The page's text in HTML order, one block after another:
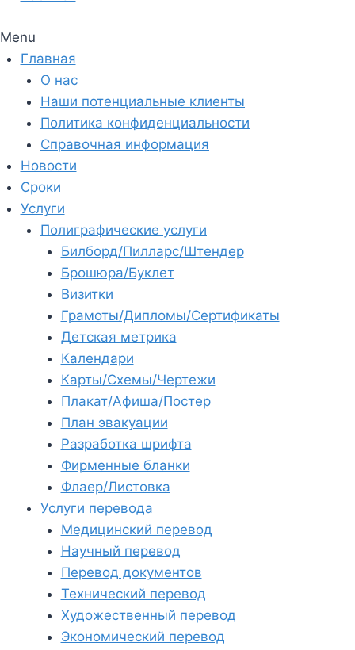
Menu
Главная
О нас
Наши потенциальные клиенты
Политика конфиденциальности
Справочная информация
Новости
Сроки
Услуги
Полиграфические услуги
Билборд/Пилларс/Штендер
Брошюра/Буклет
Визитки
Грамоты/Дипломы/Сертификаты
Детская метрика
Календари
Карты/Схемы/Чертежи
Плакат/Афиша/Постер
План эвакуации
Разработка шрифта
Фирменные бланки
Флаер/Листовка
Услуги перевода
Медицинский перевод
Научный перевод
Перевод документов
Технический перевод
Художественный перевод
Экономический перевод